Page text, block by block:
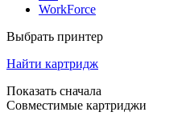
WorkForce
Выбрать принтер
Найти картридж
Показать сначала
Совместимые картриджи